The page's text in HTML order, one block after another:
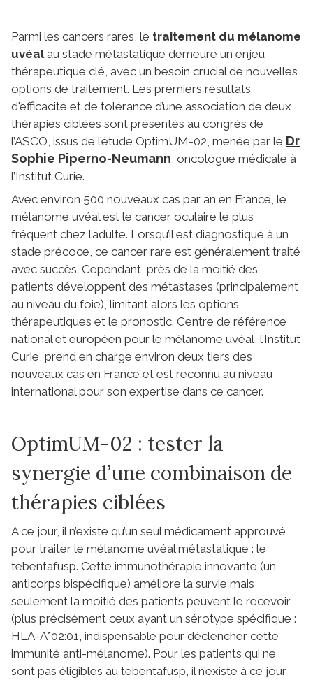
Parmi les cancers rares, le traitement du mélanome
uvéalau stade métastatique demeure un enjeu
thérapeutique clé, avec un besoin crucial de nouvelles
options de traitement. Les premiers résultats
d'efficacité et de tolérance d’une association de deux
thérapies ciblées sont présentés au congrès de
l’ASCO, issus de l’étude OptimUM-02, menée par le Dr
Sophie Piperno-Neumann , oncologue médicale à
l’Institut Curie.
Avec environ 500 nouveaux cas par an en France, le
mélanome uvéal est le cancer oculaire le plus
fréquent chez l’adulte. Lorsqu’il est diagnostiqué à un
stade précoce, ce cancer rare est généralement traité
avec succès. Cependant, près de la moitié des
patients développent des métastases (principalement
au niveau du foie), limitant alors les options
thérapeutiques et le pronostic. Centre de référence
national et européen pour le mélanome uvéal, l’Institut
Curie, prend en charge environ deux tiers des
nouveaux cas en France et est reconnu au niveau
international pour son expertise dans ce cancer.
OptimUM-02 : tester la
synergie d’une combinaison de
thérapies ciblées
A ce jour, il n’existe qu’un seul médicament approuvé
pour traiter le mélanome uvéal métastatique : le
tebentafusp. Cette immunothérapie innovante (un
anticorps bispécifique) améliore la survie mais
seulement la moitié des patients peuvent le recevoir
(plus précisément ceux ayant un sérotype spécifique :
HLA-A*02:01, indispensable pour déclencher cette
immunité anti-mélanome). Pour les patients qui ne
sont pas éligibles au tebentafusp, il n’existe à ce jour